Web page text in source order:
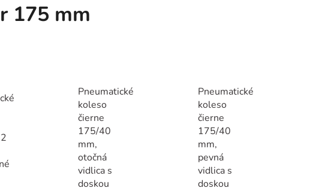
175 mm
Pneumatické
koleso
čierne
175/40
mm,
otočná
vidlica s
doskou
Pneumatické
koleso
čierne
175/40
mm,
pevná
vidlica s
doskou